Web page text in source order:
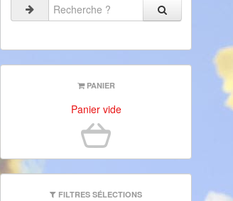
PANIER
Panier vide
FILTRES SÉLECTIONS